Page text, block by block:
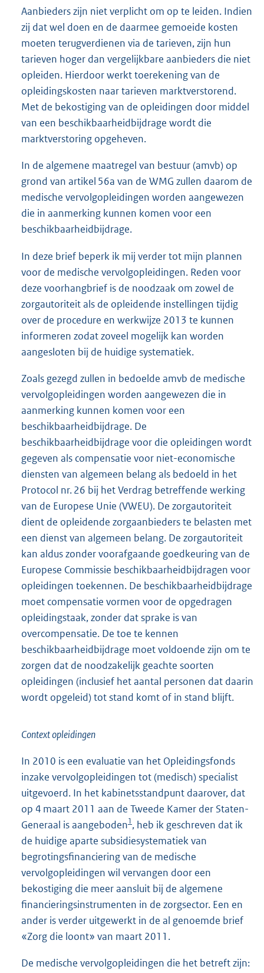
Aanbieders zijn niet verplicht om op te leiden. Indien
zij dat wel doen en de daarmee gemoeide kosten
moeten terugverdienen via de tarieven, zijn hun
tarieven hoger dan vergelijkbare aanbieders die niet
opleiden. Hierdoor werkt toerekening van de
opleidingskosten naar tarieven marktverstorend.
Met de bekostiging van de opleidingen door middel
van een beschikbaarheidbijdrage wordt die
marktverstoring opgeheven.
In de algemene maatregel van bestuur (amvb) op
grond van artikel 56a van de WMG zullen daarom de
medische vervolgopleidingen worden aangewezen
die in aanmerking kunnen komen voor een
beschikbaarheidbijdrage.
In deze brief beperk ik mij verder tot mijn plannen
voor de medische vervolgopleidingen. Reden voor
deze voorhangbrief is de noodzaak om zowel de
zorgautoriteit als de opleidende instellingen tijdig
over de procedure en werkwijze 2013 te kunnen
informeren zodat zoveel mogelijk kan worden
aangesloten bij de huidige systematiek.
Zoals gezegd zullen in bedoelde amvb de medische
vervolgopleidingen worden aangewezen die in
aanmerking kunnen komen voor een
beschikbaarheidbijdrage. De
beschikbaarheidbijdrage voor die opleidingen wordt
gegeven als compensatie voor niet-economische
diensten van algemeen belang als bedoeld in het
Protocol nr. 26 bij het Verdrag betreffende werking
van de Europese Unie (VWEU). De zorgautoriteit
dient de opleidende zorgaanbieders te belasten met
een dienst van algemeen belang. De zorgautoriteit
kan aldus zonder voorafgaande goedkeuring van de
Europese Commissie beschikbaarheidbijdragen voor
opleidingen toekennen. De beschikbaarheidbijdrage
moet compensatie vormen voor de opgedragen
opleidingstaak, zonder dat sprake is van
overcompensatie. De toe te kennen
beschikbaarheidbijdrage moet voldoende zijn om te
zorgen dat de noodzakelijk geachte soorten
opleidingen (inclusief het aantal personen dat daarin
wordt opgeleid) tot stand komt of in stand blijft.
Context opleidingen
In 2010 is een evaluatie van het Opleidingsfonds
inzake vervolgopleidingen tot (medisch) specialist
uitgevoerd. In het kabinetsstandpunt daarover, dat
op 4 maart 2011 aan de Tweede Kamer der Staten-
Generaal is aangeboden1, heb ik geschreven dat ik
de huidige aparte subsidiesystematiek van
begrotingsfinanciering van de medische
vervolgopleidingen wil vervangen door een
bekostiging die meer aansluit bij de algemene
financieringsinstrumenten in de zorgsector. Een en
ander is verder uitgewerkt in de al genoemde brief
«Zorg die loont» van maart 2011.
De medische vervolgopleidingen die het betreft zijn: